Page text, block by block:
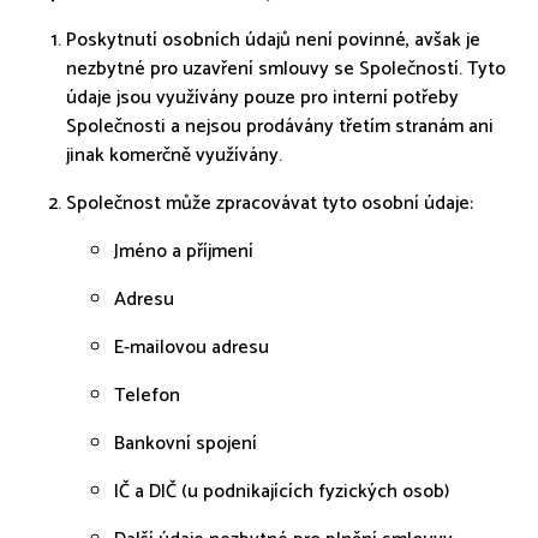
Poskytnutí osobních údajů není povinné, avšak je
nezbytné pro uzavření smlouvy se Společností. Tyto
údaje jsou využívány pouze pro interní potřeby
Společnosti a nejsou prodávány třetím stranám ani
jinak komerčně využívány.
Společnost může zpracovávat tyto osobní údaje:
Jméno a příjmení
Adresu
E-mailovou adresu
Telefon
Bankovní spojení
IČ a DIČ (u podnikajících fyzických osob)